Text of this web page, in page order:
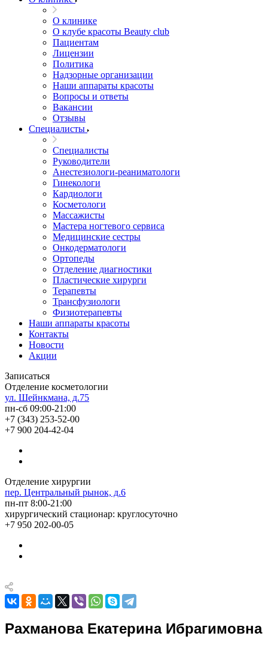
О клинике
О клубе красоты Beauty club
Пациентам
Лицензии
Политика
Надзорные организации
Наши аппараты красоты
Вопросы и ответы
Вакансии
Отзывы
Специалисты
Специалисты
Руководители
Анестезиологи-реаниматологи
Гинекологи
Кардиологи
Косметологи
Массажисты
Мастера ногтевого сервиса
Медицинские сестры
Онкодерматологи
Ортопеды
Отделение диагностики
Пластические хирурги
Терапевты
Трансфузиологи
Физиотерапевты
Наши аппараты красоты
Контакты
Новости
Акции
Записаться
Отделение косметологии
ул. Шейнкмана, д.75
пн-сб 09:00-21:00
+7 (343) 253-52-00
+7 900 204-42-04
Отделение хирургии
пер. Центральный рынок, д.6
пн-пт 8:00-21:00
хирургический стационар: круглосуточно
+7 950 202-00-05
Рахманова Екатерина Ибрагимовна